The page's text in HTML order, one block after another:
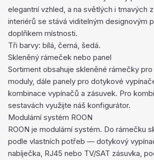
elegantní vzhled, a na světlých i tmavých
interiérů se stává viditelným designovým
doplňkem místnosti.
Tři barvy: bílá, černá, šedá.
Skleněný rámeček nebo panel
Sortiment obsahuje skleněné rámečky
moduly, dále panely pro dotykové
kombinace vypínačů a zásuvek. Pro
sestavách využijte náš konfigurátor.
Modulární systém ROON
ROON je modulární systém. Do rámečku
podle vlastních potřeb — dotykový
nabíječka, RJ45 nebo TV/SAT zásuvka,